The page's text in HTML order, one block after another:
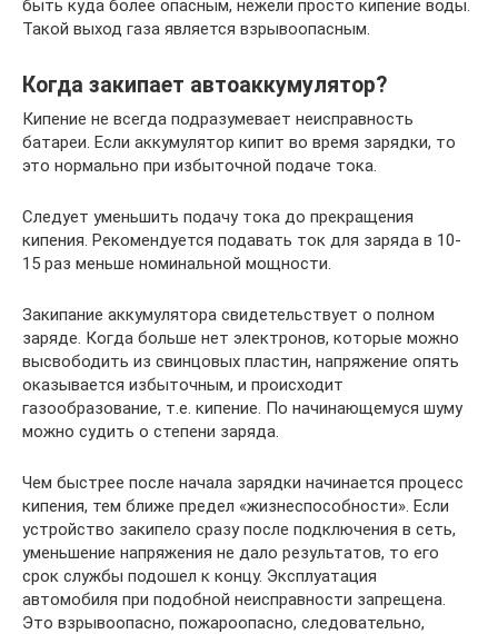
быть куда более опасным, нежели просто кипение воды.
Такой выход газа является взрывоопасным.
Когда закипает автоаккумулятор?
Кипение не всегда подразумевает неисправность
батареи. Если аккумулятор кипит во время зарядки, то
это нормально при избыточной подаче тока.
Следует уменьшить подачу тока до прекращения
кипения. Рекомендуется подавать ток для заряда в 10-
15 раз меньше номинальной мощности.
Закипание аккумулятора свидетельствует о полном
заряде. Когда больше нет электронов, которые можно
высвободить из свинцовых пластин, напряжение опять
оказывается избыточным, и происходит
газообразование, т.е. кипение. По начинающемуся шуму
можно судить о степени заряда.
Чем быстрее после начала зарядки начинается процесс
кипения, тем ближе предел «жизнеспособности». Если
устройство закипело сразу после подключения в сеть,
уменьшение напряжения не дало результатов, то его
срок службы подошел к концу. Эксплуатация
автомобиля при подобной неисправности запрещена.
Это взрывоопасно, пожароопасно, следовательно,